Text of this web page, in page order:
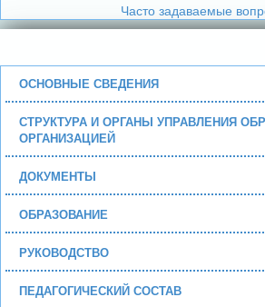
Часто задаваемые
ОСНОВНЫЕ СВЕДЕНИЯ
СТРУКТУРА И ОРГАНЫ УПРАВЛЕНИЯ
ОРГАНИЗАЦИЕЙ
ДОКУМЕНТЫ
ОБРАЗОВАНИЕ
РУКОВОДСТВО
ПЕДАГОГИЧЕСКИЙ СОСТАВ